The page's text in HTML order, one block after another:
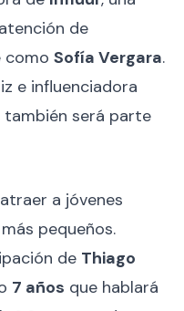
de
como Sofía Vergara.
e influenciadora
también será parte
a jóvenes
pequeños.
de Thiago
7 años que hablará